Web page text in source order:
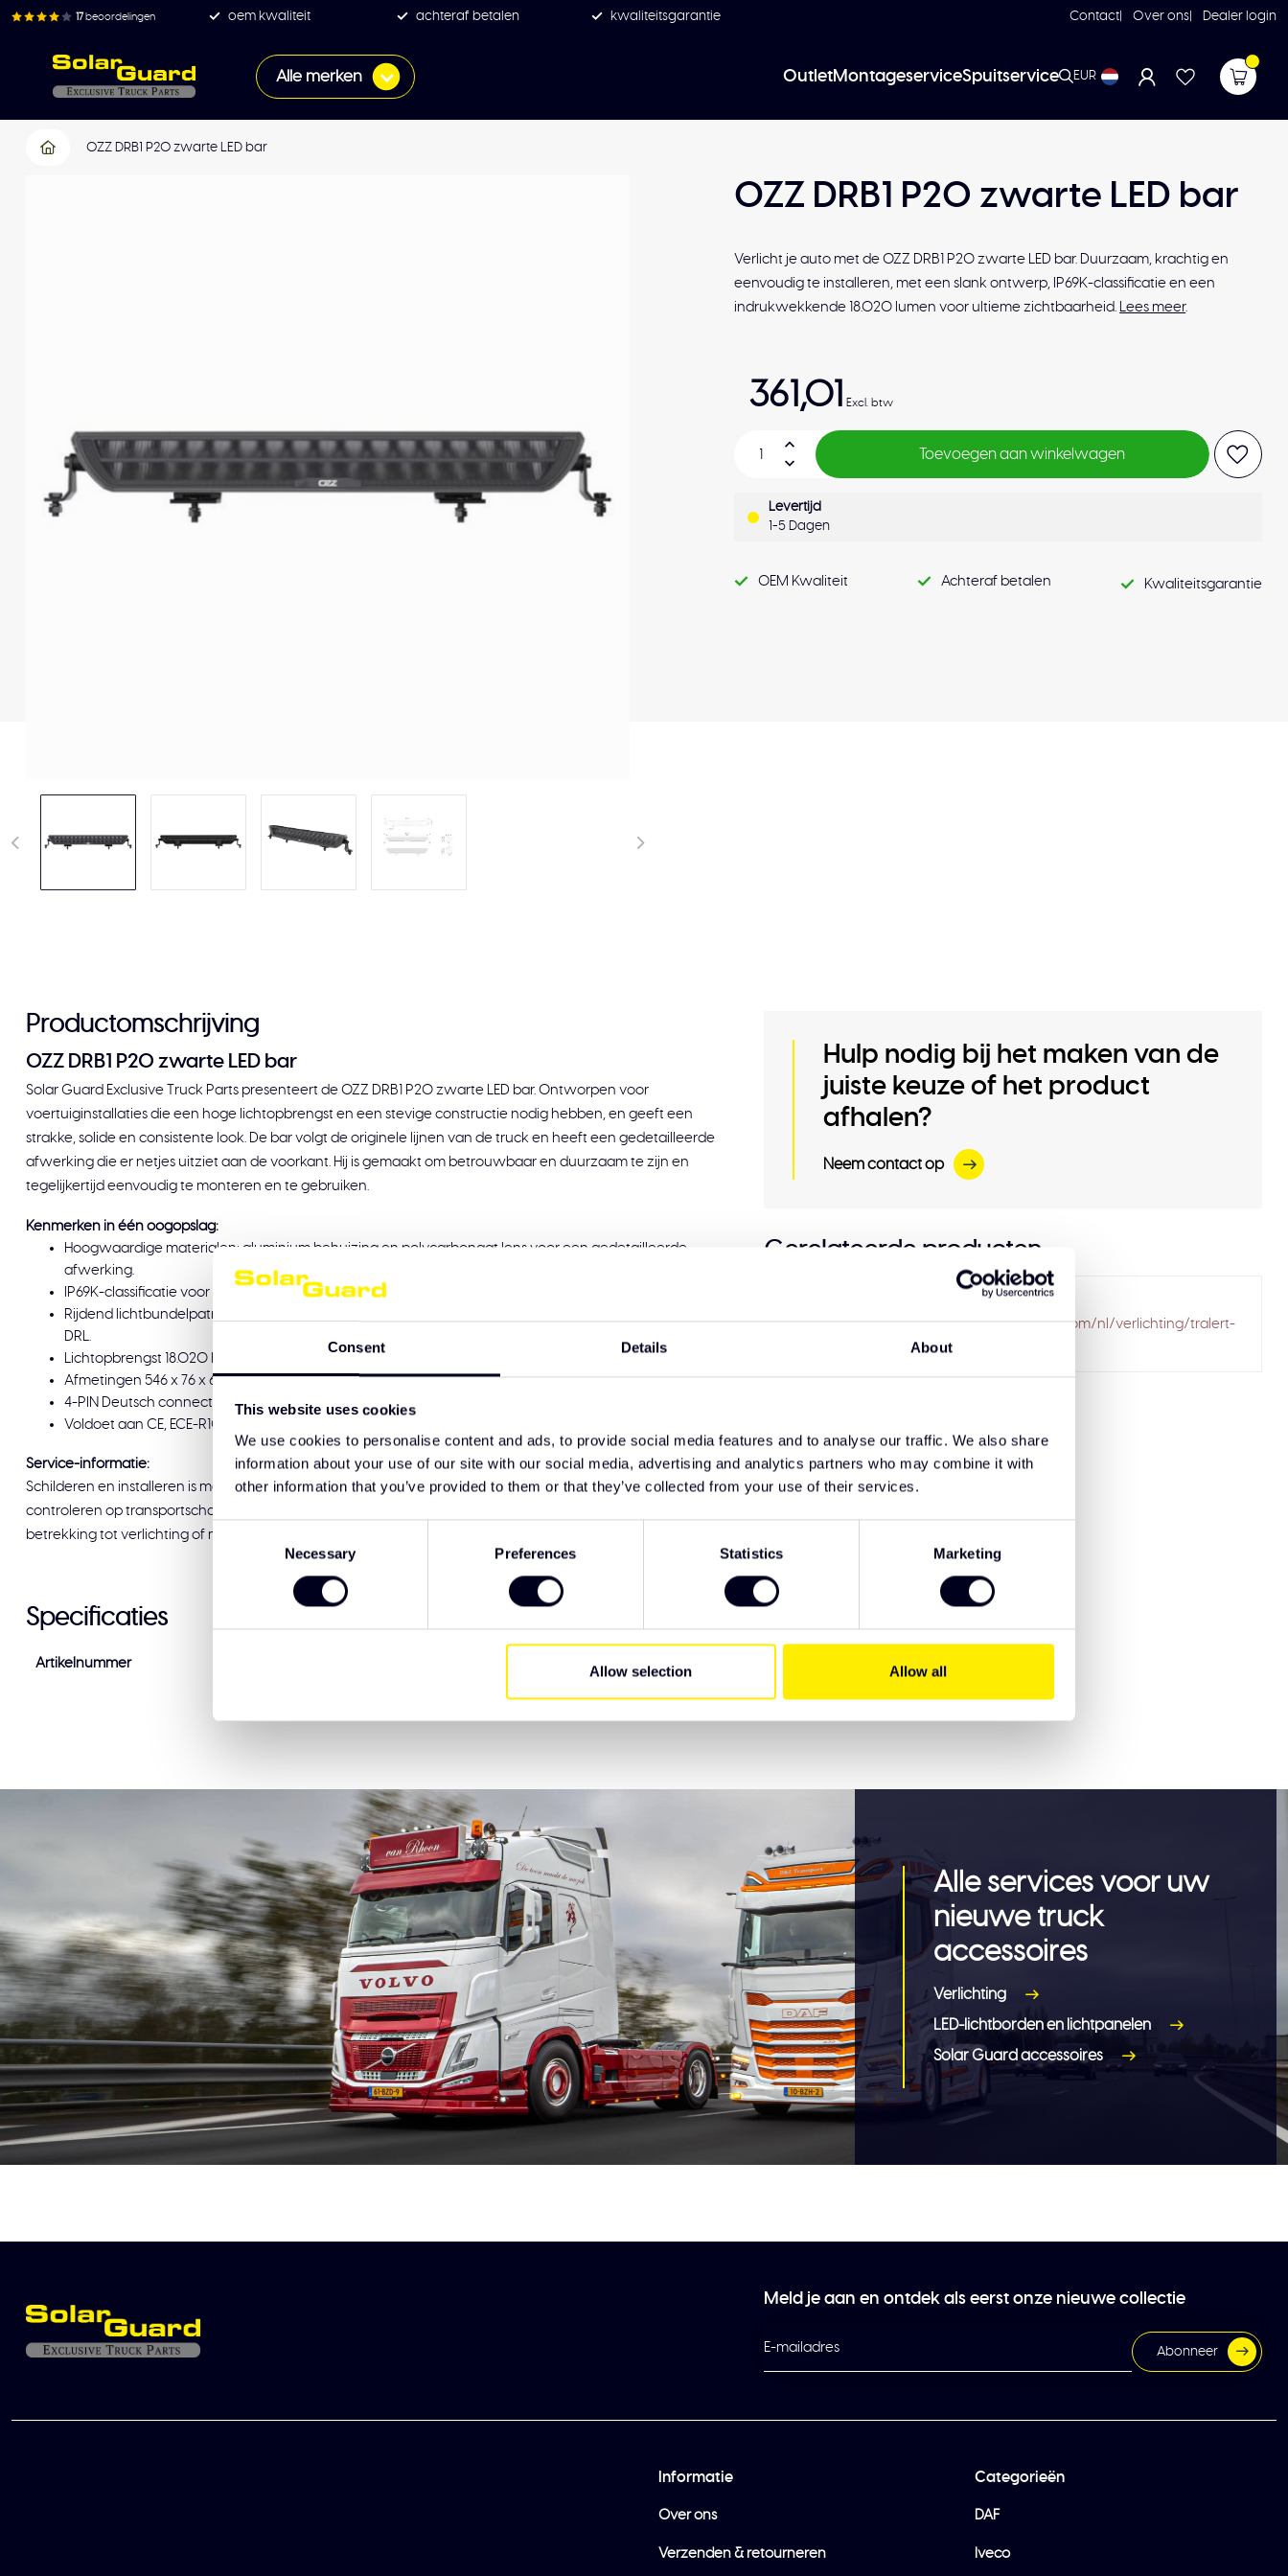
Consent Details About
This website uses cookies
We use cookies to personalise content and ads, to provide social media features and to analyse our traffic. We also share
information about your use of our site with our social media, advertising and analytics partners who may combine it with
other information that you’ve provided to them or that they’ve collected from your use of their services.
Consent
Necessary Preferences Statistics Marketing
Allow selection Allow all
17 beoordelingen oem kwaliteit achteraf betalen kwaliteitsgarantie Contact Over ons Dealer login
Alle merken OutletMontageserviceSpuitservice EUR
OZZ DRB1 P20 zwarte LED bar
OZZ DRB1 P20 zwarte LED bar
Verlicht je auto met de OZZ DRB1 P20 zwarte LED bar. Duurzaam, krachtig en
eenvoudig te installeren, met een slank ontwerp, IP69K-classificatie en een
indrukwekkende 18.020 lumen voor ultieme zichtbaarheid. Lees meer.
361,01 Excl. btw
Toevoegen aan winkelwagen
Levertijd
1-5 Dagen
OEM Kwaliteit Achteraf betalen Kwaliteitsgarantie
Productomschrijving
OZZ DRB1 P20 zwarte LED bar
Solar Guard Exclusive Truck Parts presenteert de OZZ DRB1 P20 zwarte LED bar. Ontworpen voor
voertuiginstallaties die een hoge lichtopbrengst en een stevige constructie nodig hebben, en geeft een
strakke, solide en consistente look. De bar volgt de originele lijnen van de truck en heeft een gedetailleerde
afwerking die er netjes uitziet aan de voorkant. Hij is gemaakt om betrouwbaar en duurzaam te zijn en
tegelijkertijd eenvoudig te monteren en te gebruiken.
Kenmerken in één oogopslag:
Hoogwaardige materialen: aluminium behuizing en polycarbonaat lens voor een gedetailleerde
afwerking.
IP69K-classificatie voor sterke weerstand tegen stof en water onder hoge druk.
Rijdend lichtbundelpatroon met dubbele rij LED's, unieke dynamische opstart en duo-color wit/amber
DRL.
Lichtopbrengst 18.020 lm bij een stroomverbruik van 101-150 W. Werkt op 10-32 V.
Afmetingen 546 x 76 x 65 mm. Opbouwmontage voor eenvoudige installatie.
4-PIN Deutsch connector met 100 cm kabel voor een betrouwbare elektrische verbinding.
Voldoet aan CE, ECE-R10, ECE-R148 en ECE-R149 goedkeuringen. Geleverd met 3 jaar garantie.
Service-informatie:
Schilderen en installeren is mogelijk bij Solar Guard Exclusive Truck Parts. Wij raden u aan het product te
controleren op transportschade voordat u tekent voor aflevering. Als je specifieke wensen hebt met
betrekking tot verlichting of montage, staat ons team graag voor je klaar.
Hulp nodig bij het maken van de
juiste keuze of het product
afhalen?
Neem contact op
Gerelateerde producten
https://www.solarguardexclusivetruckparts.com/nl/verlichting/tralert-
verlichting/led-lichtbalken/
Specificaties
Artikelnummer
Alle services voor uw
nieuwe truck
accessoires
Verlichting
LED-lichtborden en lichtpanelen
Solar Guard accessoires
Meld je aan en ontdek als eerst onze nieuwe collectie
Abonneer
Informatie
Over ons
Verzenden & retourneren
Categorieën
DAF
Iveco